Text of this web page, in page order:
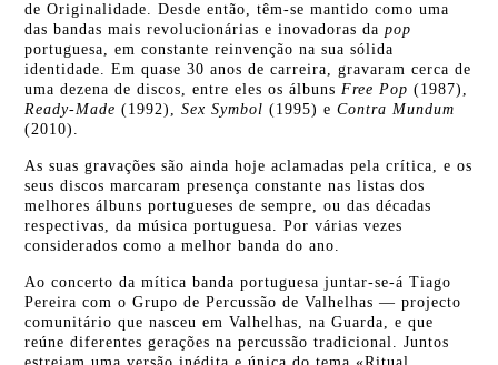
de Originalidade. Desde então, têm-se mantido como uma
das bandas mais revolucionárias e inovadoras dapop
portuguesa, em constante reinvenção na sua sólida
identidade. Em quase 30 anos de carreira, gravaram cerca de
uma dezena de discos, entre eles os álbunsFree Pop (1987),
Ready-Made (1992),Sex Symbol (1995) eContra Mundum
(2010).
As suas gravações são ainda hoje aclamadas pela crítica, e os
seus discos marcaram presença constante nas listas dos
melhores álbuns portugueses de sempre, ou das décadas
respectivas, da música portuguesa. Por várias vezes
considerados como a melhor banda do ano.
Ao concerto da mítica banda portuguesa juntar-se-á Tiago
Pereira com o Grupo de Percussão de Valhelhas — projecto
comunitário que nasceu em Valhelhas, na Guarda, e que
reúne diferentes gerações na percussão tradicional. Juntos